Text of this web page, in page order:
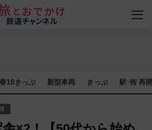
18きっぷ 新型車両 きっぷ 駅･街 再